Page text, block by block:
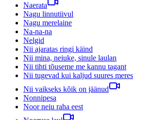
Naerata
Nagu linnutiivul
Nagu merelaine
Na-na-na
Nelgid
Nii ajaratas ringi käind
Nii mina, neiuke, sinule laulan
Nii tihti tõuseme me kannu tagant
Nii tugevad kui kaljud suures meres
Nii vaikseks kõik on jäänud
Nonnipesa
Noor neiu raha eest